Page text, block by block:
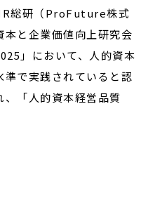
総研（ProFuture株式
と企業価値向上研究会
」において、人的資本
で実践されていると認
「人的資本経営品質